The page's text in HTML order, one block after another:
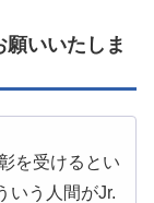
いいたしま
を受けるとい
いう人間がJr.